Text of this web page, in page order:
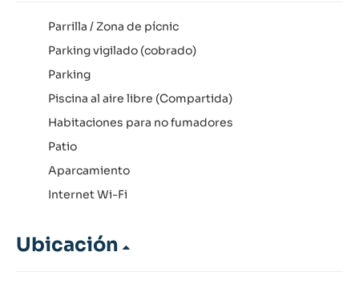
Parrilla / Zona de pícnic
Parking vigilado (cobrado)
Parking
Piscina al aire libre (Compartida)
Habitaciones para no fumadores
Patio
Aparcamiento
Internet Wi-Fi
Ubicación